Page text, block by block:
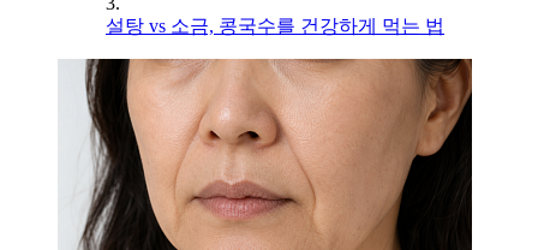
설탕 vs 소금, 콩국수를 건강하게 먹는 법